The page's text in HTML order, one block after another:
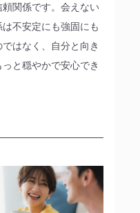
関係です。会えない
不安定にも強固にも
はなく、自分と向き
と穏やかで安心でき